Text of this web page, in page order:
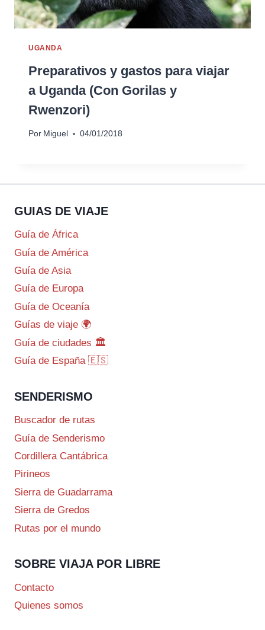
UGANDA
Preparativos y gastos para viajar
a Uganda (Con Gorilas y
Rwenzori)
Por Miguel 04/01/2018
GUIAS DE VIAJE
Guía de África
Guía de América
Guía de Asia
Guía de Europa
Guía de Oceanía
Guías de viaje 🌍
Guía de ciudades 🏛️
Guía de España 🇪🇸
SENDERISMO
Buscador de rutas
Guía de Senderismo
Cordillera Cantábrica
Pirineos
Sierra de Guadarrama
Sierra de Gredos
Rutas por el mundo
SOBRE VIAJA POR LIBRE
Contacto
Quienes somos